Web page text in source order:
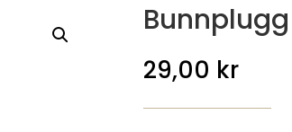
29,00 kr